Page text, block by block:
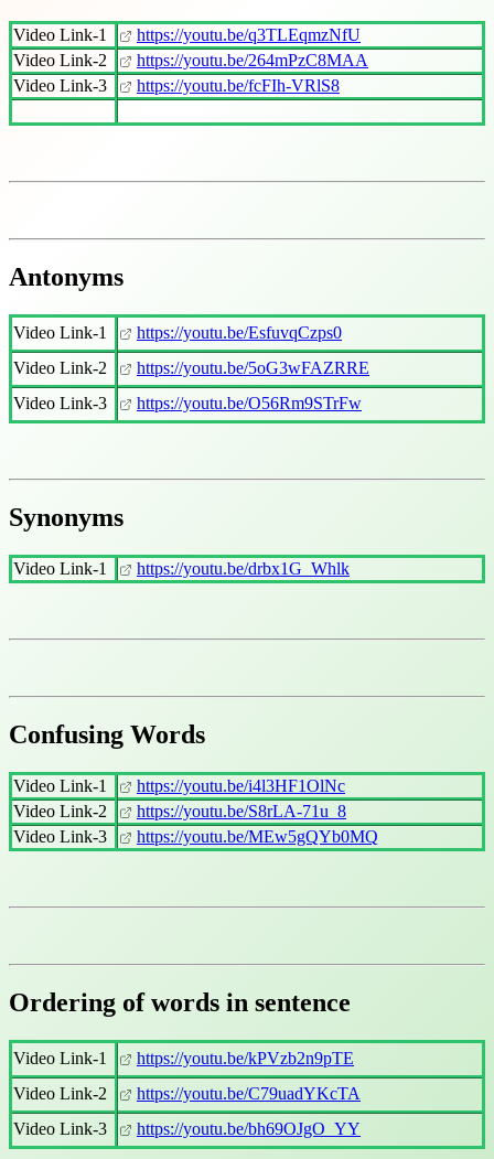
Video Link-1
https://youtu.be/q3TLEqmzNfU
Video Link-2
https://youtu.be/264mPzC8MAA
Video Link-3
https://youtu.be/fcFIh-VRlS8
Antonyms
Video Link-1
https://youtu.be/EsfuvqCzps0
Video Link-2
https://youtu.be/5oG3wFAZRRE
Video Link-3
https://youtu.be/O56Rm9STrFw
Synonyms
Video Link-1 https://youtu.be/drbx1G_Whlk
Confusing Words
Video Link-1
https://youtu.be/i4l3HF1OlNc
Video Link-2
https://youtu.be/S8rLA-71u_8
Video Link-3
https://youtu.be/MEw5gQYb0MQ
Ordering of words in sentence
Video Link-1
https://youtu.be/kPVzb2n9pTE
Video Link-2
https://youtu.be/C79uadYKcTA
Video Link-3
https://youtu.be/bh69OJgO_YY